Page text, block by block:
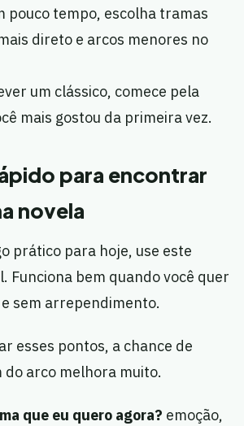
pouco tempo, escolha tramas
direto e arcos menores no
um clássico, comece pela
mais gostou da primeira vez.
para encontrar
novela
prático para hoje, use este
Funciona bem quando você quer
sem arrependimento.
esses pontos, a chance de
do arco melhora muito.
que eu quero agora? emoção,